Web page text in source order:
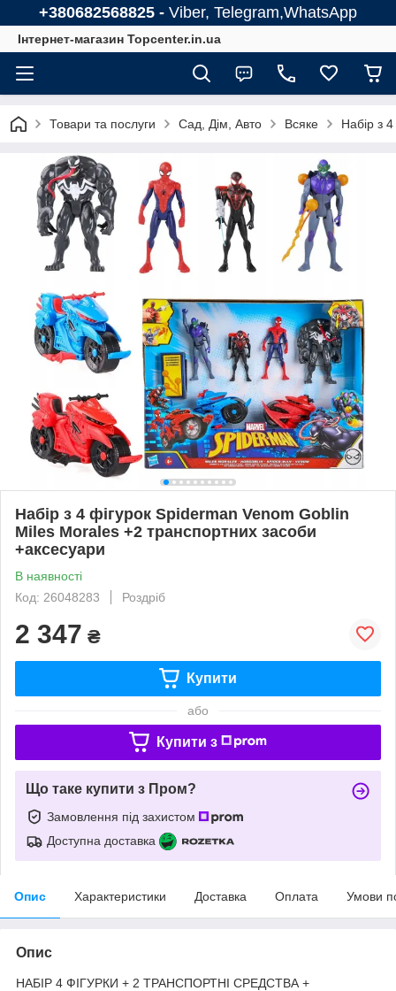
+380682568825 - Viber, Telegram,WhatsApp
Інтернет-магазин Topcenter.in.ua
Товари та послуги Сад, Дім, Авто Всяке Набір з
Набір з 4 фігурок Spiderman Venom Goblin
Miles Morales +2 транспортних засоби
+аксесуари
В наявності
Код: 26048283
Роздріб
2 347 ₴
Купити
або
Купити з
Що таке купити з Пром?
Замовлення під захистом
Доступна доставка
Опис Характеристики Доставка Оплата Умови
Опис
НАБІР 4 ФІГУРКИ + 2 ТРАНСПОРТНІ СРЕДСТВА +